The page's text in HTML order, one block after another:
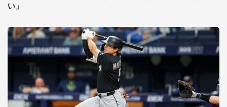
い」